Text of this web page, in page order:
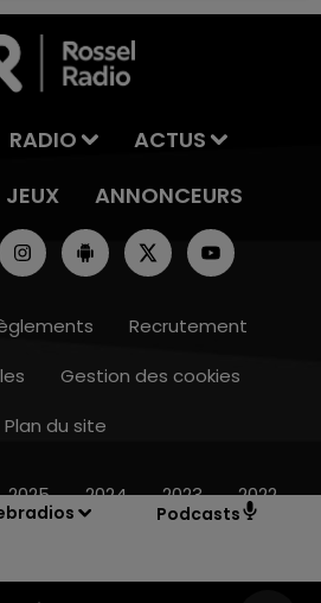
Podcasts
- 20h00
RADIO
ACTUS
JEUX ANNONCEURS
Recrutement
Gestion des cookies
Plan du site
2025 2024 2023 2022